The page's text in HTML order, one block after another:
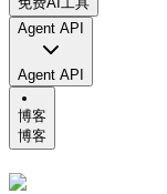
Agent API
Agent API
博客
博客